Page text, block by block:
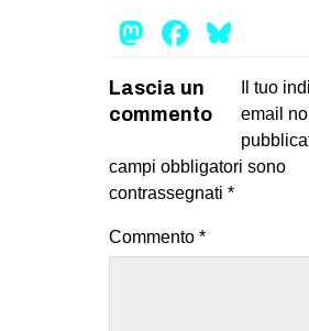
Mastodon
Lascia un
commento
Il tuo
email
campi obbligatori sono
contrassegnati *
Commento *